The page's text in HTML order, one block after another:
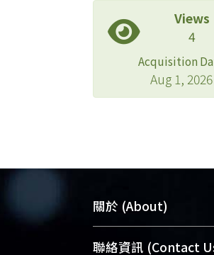
Views
4
Acquisition
Aug 1, 2026
關於 (About)
臺大位居世界頂尖大
聯絡資訊 (Contact